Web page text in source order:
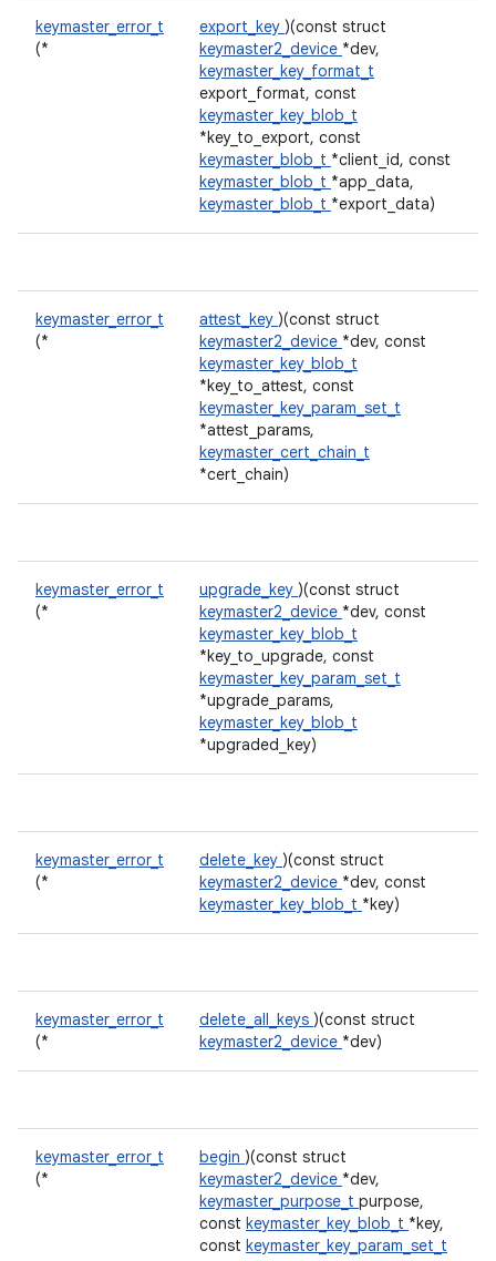
keymaster_error_t
(*
export_key )(const struct
keymaster2_device *dev,
keymaster_key_format_t
export_format, const
keymaster_key_blob_t
*key_to_export, const
keymaster_blob_t *client_id, const
keymaster_blob_t *app_data,
keymaster_blob_t *export_data)
keymaster_error_t
(*
attest_key )(const struct
keymaster2_device *dev, const
keymaster_key_blob_t
*key_to_attest, const
keymaster_key_param_set_t
*attest_params,
keymaster_cert_chain_t
*cert_chain)
keymaster_error_t
(*
upgrade_key )(const struct
keymaster2_device *dev, const
keymaster_key_blob_t
*key_to_upgrade, const
keymaster_key_param_set_t
*upgrade_params,
keymaster_key_blob_t
*upgraded_key)
keymaster_error_t
(*
delete_key )(const struct
keymaster2_device *dev, const
keymaster_key_blob_t *key)
keymaster_error_t
(*
delete_all_keys )(const struct
keymaster2_device *dev)
keymaster_error_t
(*
begin )(const struct
keymaster2_device *dev,
keymaster_purpose_t purpose,
const keymaster_key_blob_t *key,
const keymaster_key_param_set_t